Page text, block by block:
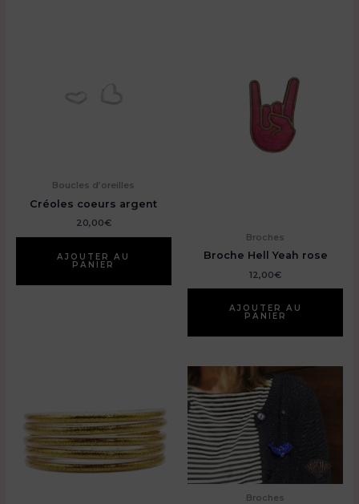
Boucles d’oreilles
Créoles coeurs argent
20,00€
AJOUTER AU
PANIER
Broches
Broche Hell Yeah rose
12,00€
AJOUTER AU
PANIER
Broches